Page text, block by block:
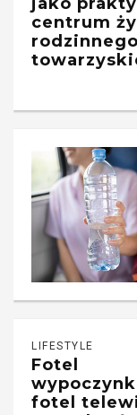
centrum
LIFESTYLE
Fotel
fotel